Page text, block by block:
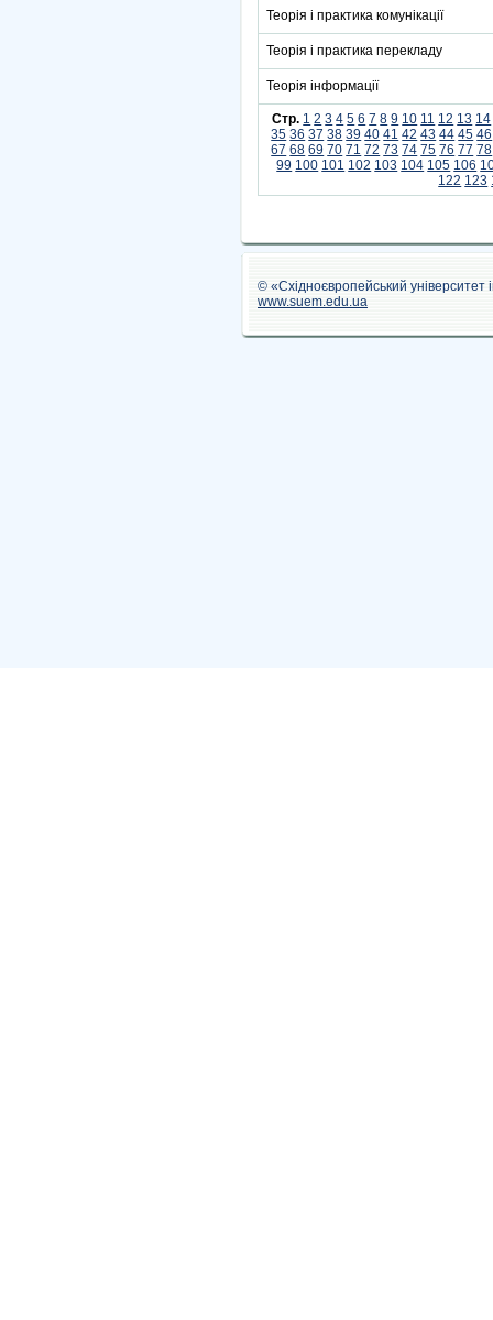
Теорія і практика комунікації
Теорія і практика перекладу
Теорія інформації
Стр. 1 2 3 4 5 6 7 8 9 10 11 12 13 14
35 36 37 38 39 40 41 42 43 44 45 46
67 68 69 70 71 72 73 74 75 76 77 78
99 100 101 102 103 104 105 106
122 123
© «Східноєвропейський
www.suem.edu.ua